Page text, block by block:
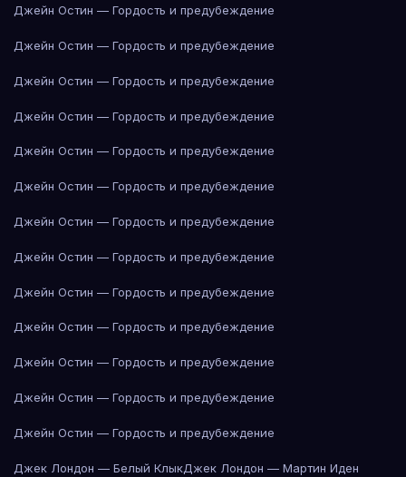
Джейн Остин — Гордость и предубеждение
Джейн Остин — Гордость и предубеждение
Джейн Остин — Гордость и предубеждение
Джейн Остин — Гордость и предубеждение
Джейн Остин — Гордость и предубеждение
Джейн Остин — Гордость и предубеждение
Джейн Остин — Гордость и предубеждение
Джейн Остин — Гордость и предубеждение
Джейн Остин — Гордость и предубеждение
Джейн Остин — Гордость и предубеждение
Джейн Остин — Гордость и предубеждение
Джейн Остин — Гордость и предубеждение
Джейн Остин — Гордость и предубеждение
Джек Лондон — Белый КлыкДжек Лондон — Мартин Иден